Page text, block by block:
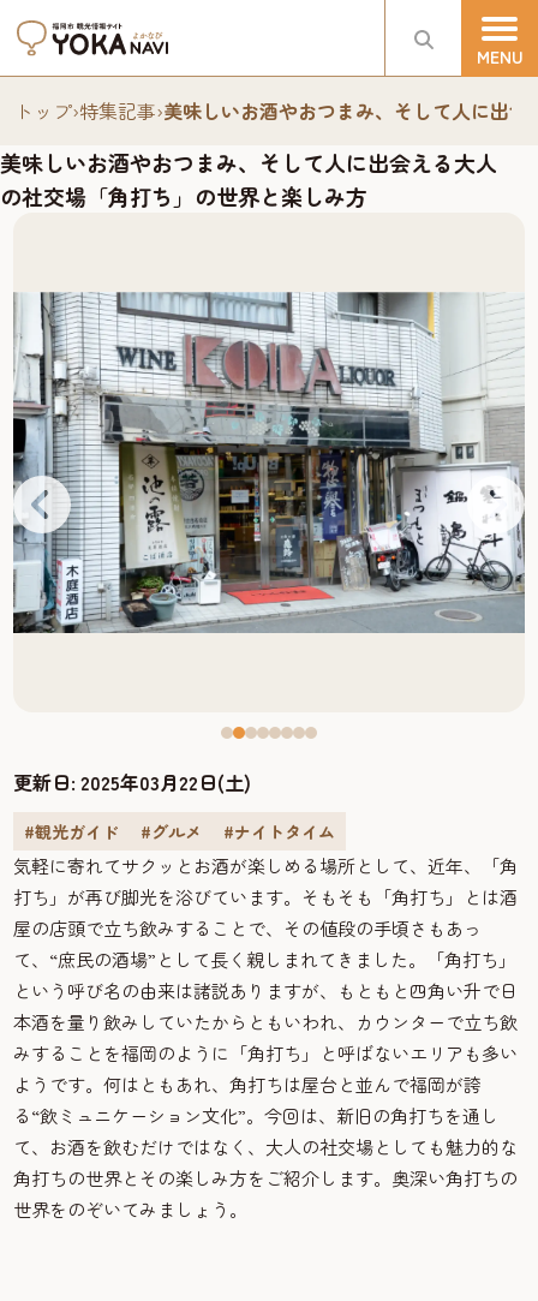
トップ›特集記事›美味しいお酒やおつまみ、そして人に出
美味しいお酒やおつまみ、そして人に出会える大人
の社交場「角打ち」の世界と楽しみ方
更新日:2025年03月22日(土)
#観光ガイド #グルメ #ナイトタイム
気軽に寄れてサクッとお酒が楽しめる場所として、近年、「角
打ち」が再び脚光を浴びています。そもそも「角打ち」とは酒
屋の店頭で立ち飲みすることで、その値段の手頃さもあっ
て、“庶民の酒場”として長く親しまれてきました。「角打ち」
という呼び名の由来は諸説ありますが、もともと四角い升で日
本酒を量り飲みしていたからともいわれ、カウンターで立ち飲
みすることを福岡のように「角打ち」と呼ばないエリアも多い
ようです。何はともあれ、角打ちは屋台と並んで福岡が誇
る“飲ミュニケーション文化”。今回は、新旧の角打ちを通し
て、お酒を飲むだけではなく、大人の社交場としても魅力的な
角打ちの世界とその楽しみ方をご紹介します。奥深い角打ちの
世界をのぞいてみましょう。